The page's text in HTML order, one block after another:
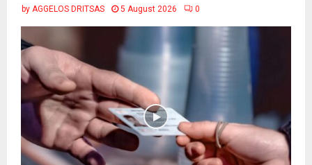
by AGGELOS DRITSAS 5 August 2026 0